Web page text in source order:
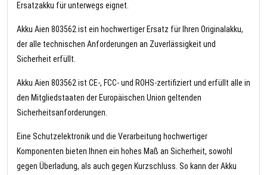
Ersatzakku für unterwegs eignet.
Akku Aien 803562 ist ein hochwertiger Ersatz für Ihren Originalakku,
der alle technischen Anforderungen an Zuverlässigkeit und
Sicherheit erfüllt.
Akku Aien 803562 ist CE-, FCC- und ROHS-zertifiziert und erfüllt alle in
den Mitgliedstaaten der Europäischen Union geltenden
Sicherheitsanforderungen.
Eine Schutzelektronik und die Verarbeitung hochwertiger
Komponenten bieten Ihnen ein hohes Maß an Sicherheit, sowohl
gegen Überladung, als auch gegen Kurzschluss. So kann der Akku